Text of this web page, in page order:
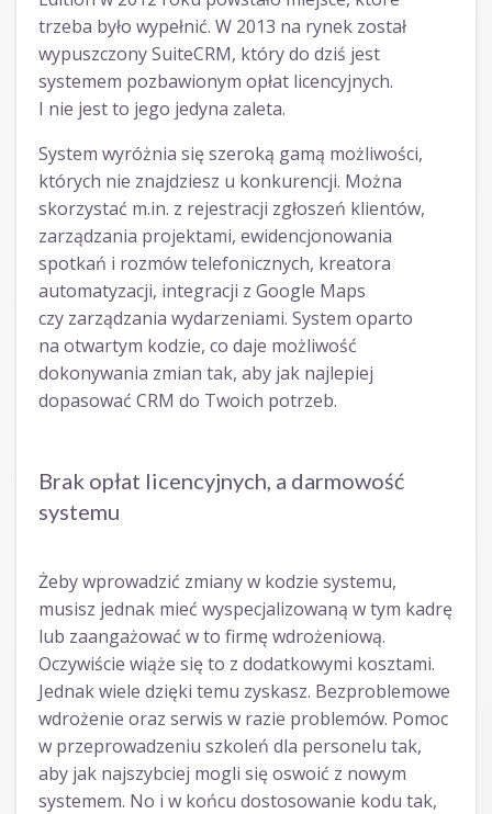
trzeba było wypełnić. W 2013 na rynek został
wypuszczony SuiteCRM, który do dziś jest
systemem pozbawionym opłat licencyjnych.
I nie jest to jego jedyna zaleta.
System wyróżnia się szeroką gamą możliwości,
których nie znajdziesz u konkurencji. Można
skorzystać m.in. z rejestracji zgłoszeń klientów,
zarządzania projektami, ewidencjonowania
spotkań i rozmów telefonicznych, kreatora
automatyzacji, integracji z Google Maps
czy zarządzania wydarzeniami. System oparto
na otwartym kodzie, co daje możliwość
dokonywania zmian tak, aby jak najlepiej
dopasować CRM do Twoich potrzeb.
Brak opłat licencyjnych, a darmowość
systemu
Żeby wprowadzić zmiany w kodzie systemu,
musisz jednak mieć wyspecjalizowaną w tym kadrę
lub zaangażować w to firmę wdrożeniową.
Oczywiście wiąże się to z dodatkowymi kosztami.
Jednak wiele dzięki temu zyskasz. Bezproblemowe
wdrożenie oraz serwis w razie problemów. Pomoc
w przeprowadzeniu szkoleń dla personelu tak,
aby jak najszybciej mogli się oswoić z nowym
systemem. No i w końcu dostosowanie kodu tak,